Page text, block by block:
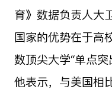
育》数据负责人大
国家的优势在于高
数顶尖大学“单点突
他表示，与美国相